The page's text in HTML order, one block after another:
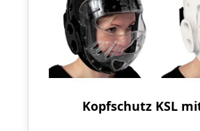
Kopfschutz KSL